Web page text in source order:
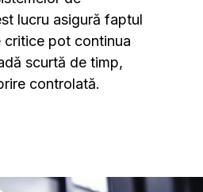
lucru asigură faptul
critice pot continua
scurtă de timp,
controlată.